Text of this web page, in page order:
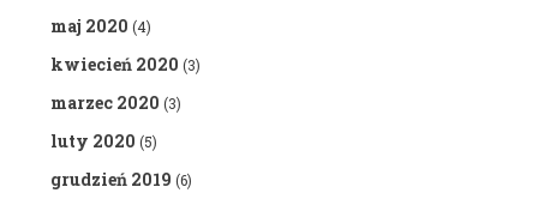
maj 2020 (4)
kwiecień 2020 (3)
marzec 2020 (3)
luty 2020 (5)
grudzień 2019 (6)